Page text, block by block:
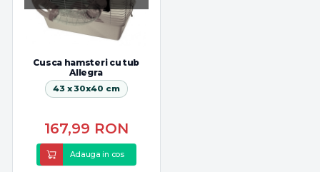
Cusca hamsteri cu tub
Allegra
43 x 30x40 cm
167,99 RON
Adauga in cos